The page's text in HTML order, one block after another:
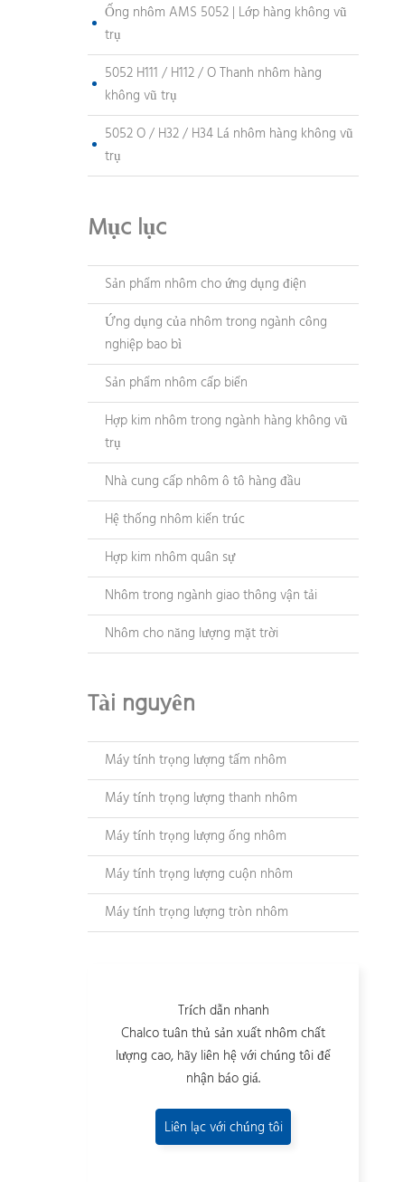
Ống nhôm AMS 5052 | Lớp hàng không vũ
trụ
5052 H111 / H112 / O Thanh nhôm hàng
không vũ trụ
5052 O / H32 / H34 Lá nhôm hàng không vũ
trụ
Mục lục
Sản phẩm nhôm cho ứng dụng điện
Ứng dụng của nhôm trong ngành công
nghiệp bao bì
Sản phẩm nhôm cấp biển
Hợp kim nhôm trong ngành hàng không vũ
trụ
Nhà cung cấp nhôm ô tô hàng đầu
Hệ thống nhôm kiến trúc
Hợp kim nhôm quân sự
Nhôm trong ngành giao thông vận tải
Nhôm cho năng lượng mặt trời
Tài nguyên
Máy tính trọng lượng tấm nhôm
Máy tính trọng lượng thanh nhôm
Máy tính trọng lượng ống nhôm
Máy tính trọng lượng cuộn nhôm
Máy tính trọng lượng tròn nhôm
Trích dẫn nhanh
Chalco tuân thủ sản xuất nhôm chất
lượng cao, hãy liên hệ với chúng tôi để
nhận báo giá.
Liên lạc với chúng tôi